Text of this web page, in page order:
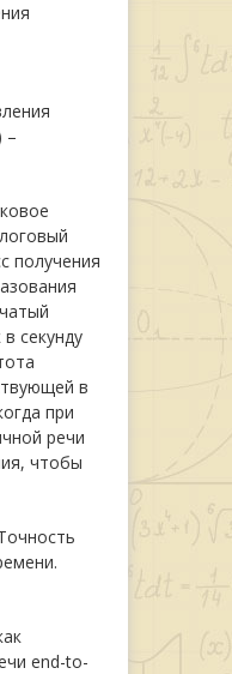
–
получения
секунду
в
при
речи
чтобы
end-to-